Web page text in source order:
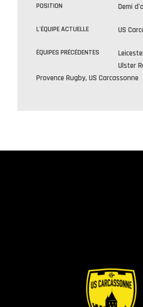
POSITION Demi
L'ÉQUIPE ACTUELLE US
ÉQUIPES PRÉCÉDENTES
Ulster
Provence Rugby, US Carcassonne